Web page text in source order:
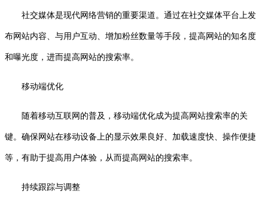
社交媒体是现代网络营销的重要渠道。通过在社交媒体平台上发
布网站内容、与用户互动、增加粉丝数量等手段，提高网站的知名度
和曝光度，进而提高网站的搜索率。
移动端优化
随着移动互联网的普及，移动端优化成为提高网站搜索率的关
键。确保网站在移动设备上的显示效果良好、加载速度快、操作便捷
等，有助于提高用户体验，从而提高网站的搜索率。
持续跟踪与调整